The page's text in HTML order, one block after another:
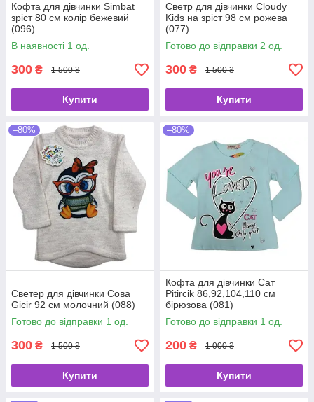
Кофта для дівчинки Simbat
зріст 80 см колір бежевий
(096)
В наявності 1 од.
300 ₴ 1 500 ₴
Купити
Светр для дівчинки Cloudy
Kids на зріст 98 см рожева
(077)
Готово до відправки 2 од.
300 ₴ 1 500 ₴
Купити
–80%
Светер для дівчинки Сова
Gicir 92 см молочний (088)
Готово до відправки 1 од.
300 ₴ 1 500 ₴
Купити
–80%
Кофта для дівчинки Сат
Pitircik 86,92,104,110 см
бірюзова (081)
Готово до відправки 1 од.
200 ₴ 1 000 ₴
Купити